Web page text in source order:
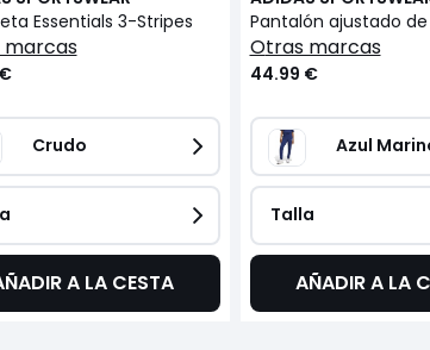
Essentials 3-Stripes
marcas
Crudo
A LA CESTA
otras marcas
44.99 €
Azul
Talla
AÑADIR A LA